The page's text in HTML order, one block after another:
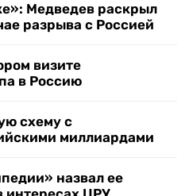
Медведев раскрыл
разрыва с Россией
визите
в Россию
схему с
миллиардами
назвал ее